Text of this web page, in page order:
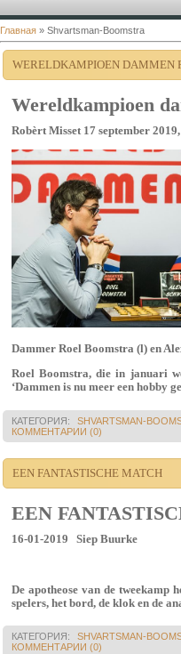
Главная » Shvartsman-Boomstra
WERELDKAMPIOEN DAMMEN
Wereldkampioen
Robèrt Misset 17 september
Dammer Roel Boomstra (l) en
Roel Boomstra, die in januari
‘Dammen is nu meer een hobby
КАТЕГОРИЯ: SHVARTSMAN-
КОММЕНТАРИИ (0)
EEN FANTASTISCHE MATCH
EEN
16-01-2019 Siep Buurke
De apotheose van de tweekamp
spelers, het bord, de klok en de
КАТЕГОРИЯ: SHVARTSMAN-
КОММЕНТАРИИ (0)